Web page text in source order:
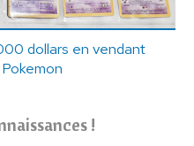
dollars en vendant
!